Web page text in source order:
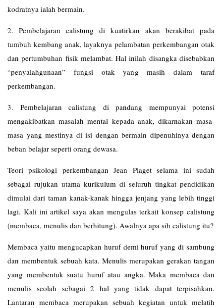
kodratnya ialah bermain.
2. Pembelajaran calistung di kuatirkan akan berakibat pada
tumbuh kembang anak, layaknya pelambatan perkembangan otak
dan pertumbuhan fisik melambat. Hal inilah disangka disebabkan
“penyalahgunaan” fungsi otak yang masih dalam taraf
perkembangan.
3. Pembelajaran calistung di pandang mempunyai potensi
mengakibatkan masalah mental kepada anak, dikarnakan masa-
masa yang mestinya di isi dengan bermain dipenuhinya dengan
beban belajar seperti orang dewasa.
Teori psikologi perkembangan Jean Piaget selama ini sudah
sebagai rujukan utama kurikulum di seluruh tingkat pendidikan
dimulai dari taman kanak-kanak hingga jenjang yang lebih tinggi
lagi. Kali ini artikel saya akan mengulas terkait konsep calistung
(membaca, menulis dan berhitung). Awalnya apa sih calistung itu?
Membaca yaitu mengucapkan huruf demi huruf yang di sambung
dan membentuk sebuah kata. Menulis merupakan gerakan tangan
yang membentuk suatu huruf atau angka. Maka membaca dan
menulis seolah sebagai 2 hal yang tidak dapat terpisahkan.
Lantaran membaca merupakan sebuah kegiatan untuk melatih